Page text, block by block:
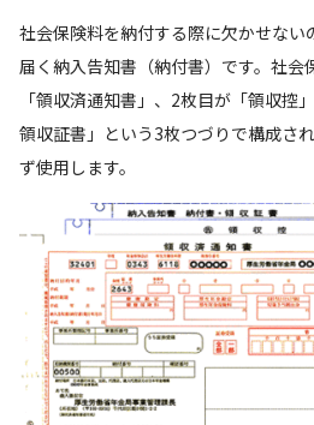
社会保険料を納付する際に欠かせない
届く納入告知書（納付書）です。社会
「領収済通知書」、2枚目が「領収控
領収証書」という3枚つづりで構成さ
ず使用します。